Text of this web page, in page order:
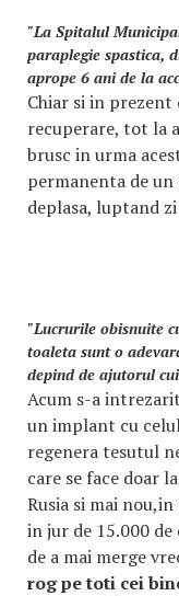
"La Spitalul
paraplegie spastica,
aprope 6 ani de la
Chiar si in
recuperare, tot la
brusc in urma
permanenta de
deplasa, luptand
"Lucrurile obisnuite
toaleta sunt o
depind de ajutorul
Acum s-a
un implant cu
regenera tesutul
care se face doar
Rusia si mai
in jur de 15.000 de
de a mai merge
rog pe toti cei